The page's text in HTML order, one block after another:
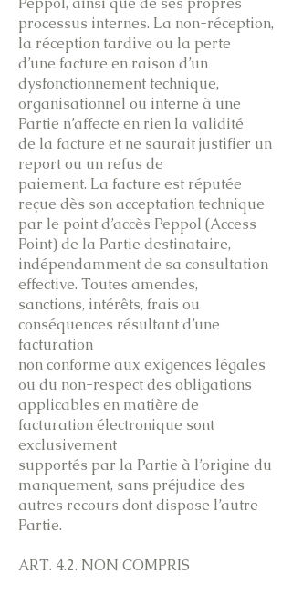
processus internes. La non-réception,
la réception tardive ou la perte
d’une facture en raison d’un
dysfonctionnement technique,
organisationnel ou interne à une
Partie n’affecte en rien la validité
de la facture et ne saurait justifier un
report ou un refus de
paiement. La facture est réputée
reçue dès son acceptation technique
par le point d’accès Peppol (Access
Point) de la Partie destinataire,
indépendamment de sa consultation
effective. Toutes amendes,
sanctions, intérêts, frais ou
conséquences résultant d’une
facturation
non conforme aux exigences légales
ou du non-respect des obligations
applicables en matière de
facturation électronique sont
exclusivement
supportés par la Partie à l’origine du
manquement, sans préjudice des
autres recours dont dispose l’autre
Partie.
ART. 4.2. NON COMPRIS